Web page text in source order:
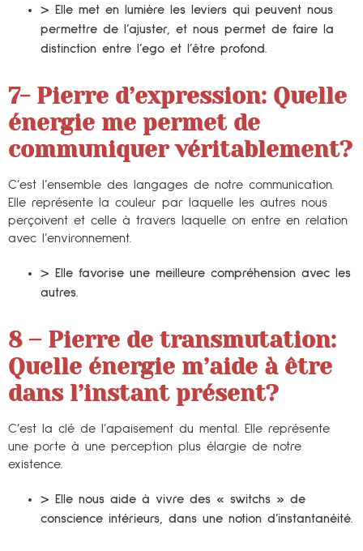
> Elle met en lumière les leviers qui peuvent nous
permettre de l’ajuster, et nous permet de faire la
distinction entre l’ego et l’être profond.
7- Pierre d’expression: Quelle
énergie me permet de
communiquer véritablement?
C’est l’ensemble des langages de notre communication.
Elle représente la couleur par laquelle les autres nous
perçoivent et celle à travers laquelle on entre en relation
avec l’environnement.
> Elle favorise une meilleure compréhension avec les
autres.
8 – Pierre de transmutation:
Quelle énergie m’aide à être
dans l’instant présent?
C’est la clé de l’apaisement du mental. Elle représente
une porte à une perception plus élargie de notre
existence.
> Elle nous aide à vivre des « switchs » de
conscience intérieurs, dans une notion d’instantanéité.